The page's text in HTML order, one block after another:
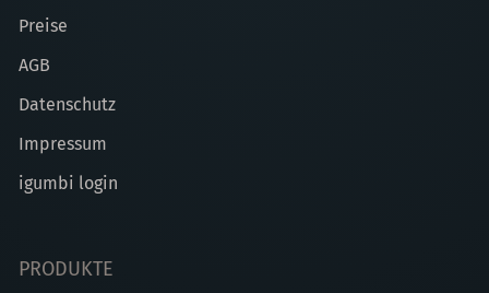
Preise
AGB
Datenschutz
Impressum
igumbi login
PRODUKTE